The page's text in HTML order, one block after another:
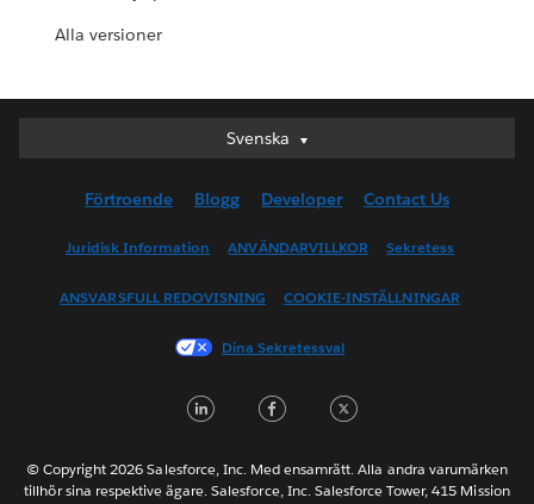
Alla versioner
Svenska
Svenska
English (UK)
English (US)
Français (Canada)
Français (France)
日本語
Nederlands
Förtroende Blogg Developer Contact Us
Juridisk Information ANVÄNDARVILLKOR Sekretess
ANSVARSFULL REDOVISNING COOKIE-INSTÄLLNINGAR
Dina Sekretessval
LinkedInFacebook
© Copyright 2026 Salesforce, Inc. Med ensamrätt. Alla andra varumärken
tillhör sina respektive ägare. Salesforce, Inc. Salesforce Tower, 415 Mission